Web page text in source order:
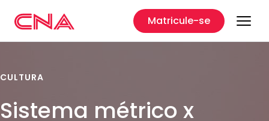
Matricule-se
CULTURA
Sistema métrico x